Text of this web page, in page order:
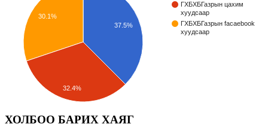
ГХБХБГазрын цахим
хуудсаар
ГХБХБГазрын facaebook
хуудсаар
37.5%
30.1%
32.4%
ХОЛБОО БАРИХ ХАЯГ